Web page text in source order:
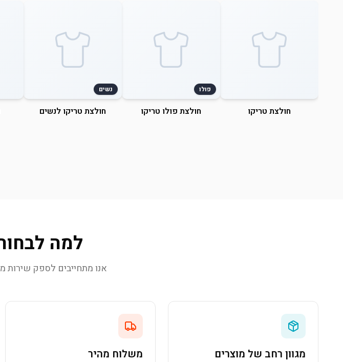
חולצת טריקו
פולו
חולצת פולו טריקו
נשים
חולצת טריקו לנשים
למה
אנו מתחייבים לספק שירות
מגוון רחב של מוצרים משלוח מהיר